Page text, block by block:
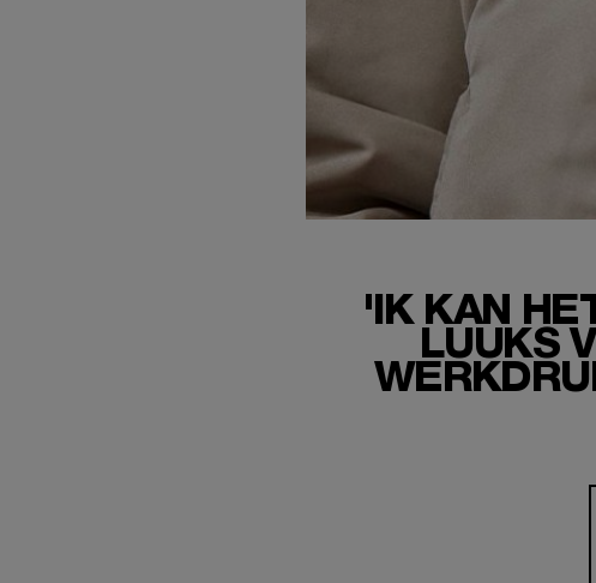
'IK KAN
LUUKS